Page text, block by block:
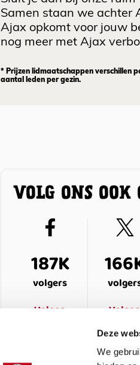
Deze
We
Samen staan we achter
Ajax opkomt voor jouw
nog meer met Ajax
* Prijzen lidmaatschappen verschillen
aantal leden per gezin.
VOLG ONS OOK
187K
volgers
Volgen
Volgen